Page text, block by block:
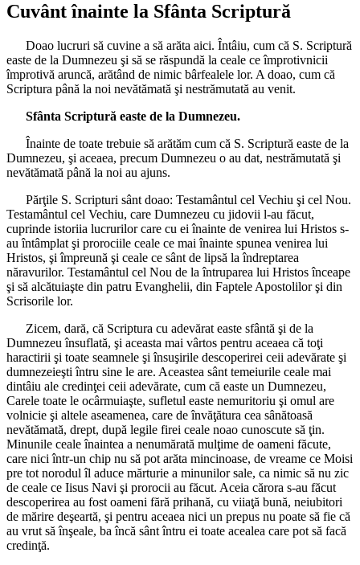
Cuvânt înainte la Sfânta Scriptură
Doao lucruri să cuvine a să arăta aici. Întâiu, cum că S. Scriptură
easte de la Dumnezeu şi să se răspundă la ceale ce împrotivnicii
împrotivă aruncă, arătând de nimic bârfealele lor. A doao, cum că
Scriptura până la noi nevătămată şi nestrămutată au venit.
Sfânta Scriptură easte de la Dumnezeu.
Înainte de toate trebuie să arătăm cum că S. Scriptură easte de la
Dumnezeu, şi aceaea, precum Dumnezeu o au dat, nestrămutată şi
nevătămată până la noi au ajuns.
Părţile S. Scripturi sânt doao: Testamântul cel Vechiu şi cel Nou.
Testamântul cel Vechiu, care Dumnezeu cu jidovii l-au făcut,
cuprinde istoriia lucrurilor care cu ei înainte de venirea lui Hristos s-
au întâmplat şi prorociile ceale ce mai înainte spunea venirea lui
Hristos, şi împreună şi ceale ce sânt de lipsă la îndreptarea
năravurilor. Testamântul cel Nou de la întruparea lui Hristos înceape
şi să alcătuiaşte din patru Evanghelii, din Faptele Apostolilor şi din
Scrisorile lor.
Zicem, dară, că Scriptura cu adevărat easte sfântă şi de la
Dumnezeu însuflată, şi aceasta mai vârtos pentru aceaea că toţi
haractirii şi toate seamnele şi însuşirile descoperirei ceii adevărate şi
dumnezeieşti întru sine le are. Aceastea sânt temeiurile ceale mai
dintâiu ale credinţei ceii adevărate, cum că easte un Dumnezeu,
Carele toate le ocârmuiaşte, sufletul easte nemuritoriu şi omul are
volnicie şi altele aseamenea, care de învăţătura cea sânătoasă
nevătămată, drept, după legile firei ceale noao cunoscute să ţin.
Minunile ceale înaintea a nenumărată mulţime de oameni făcute,
care nici într-un chip nu să pot arăta mincinoase, de vreame ce Moisi
pre tot norodul îl aduce mărturie a minunilor sale, ca nimic să nu zic
de ceale ce Iisus Navi şi prorocii au făcut. Aceia cărora s-au făcut
descoperirea au fost oameni fără prihană, cu viiaţă bună, neiubitori
de mărire deşeartă, şi pentru aceaea nici un prepus nu poate să fie că
au vrut să înşeale, ba încă sânt întru ei toate acealea care pot să facă
credinţă.